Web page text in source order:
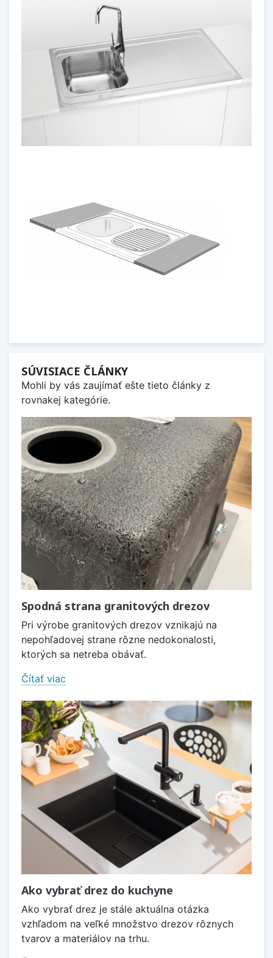
SÚVISIACE ČLÁNKY
Mohli by vás zaujímať ešte tieto články z
rovnakej kategórie.
Spodná strana granitových drezov
Pri výrobe granitových drezov vznikajú na
nepohľadovej strane rôzne nedokonalosti,
ktorých sa netreba obávať.
Čítať viac
Ako vybrať drez do kuchyne
Ako vybrať drez je stále aktuálna otázka
vzhľadom na veľké množstvo drezov rôznych
tvarov a materiálov na trhu.